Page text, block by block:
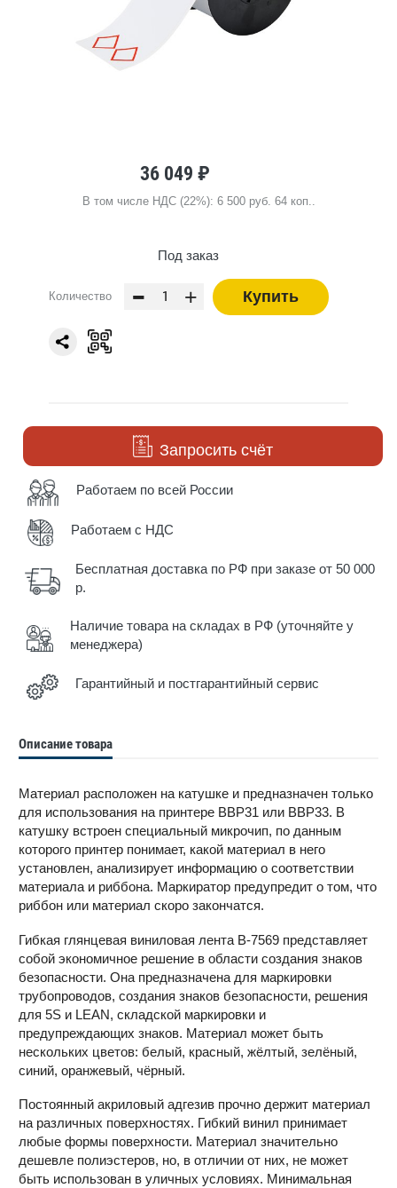
36 049 ₽
В том числе НДС (22%): 6 500 руб. 64 коп..
Под заказ
Количество - + Купить
Запросить счёт
Работаем по всей России
Работаем с НДС
Бесплатная доставка по РФ при заказе от 50 000
р.
Наличие товара на складах в РФ (уточняйте у
менеджера)
Гарантийный и постгарантийный сервис
Описание товара
Материал расположен на катушке и предназначен только
для использования на принтере BBP31 или BBP33. В
катушку встроен специальный микрочип, по данным
которого принтер понимает, какой материал в него
установлен, анализирует информацию о соответствии
материала и риббона. Маркиратор предупредит о том, что
риббон или материал скоро закончатся.
Гибкая глянцевая виниловая лента B-7569 представляет
собой экономичное решение в области создания знаков
безопасности. Она предназначена для маркировки
трубопроводов, создания знаков безопасности, решения
для 5S и LEAN, складской маркировки и
предупреждающих знаков. Материал может быть
нескольких цветов: белый, красный, жёлтый, зелёный,
синий, оранжевый, чёрный.
Постоянный акриловый адгезив прочно держит материал
на различных поверхностях. Гибкий винил принимает
любые формы поверхности. Материал значительно
дешевле полиэстеров, но, в отличии от них, не может
быть использован в уличных условиях. Минимальная